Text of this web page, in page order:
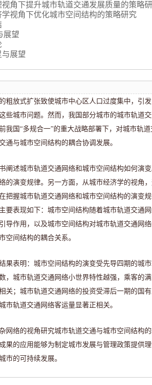
角下提升城市轨道交通发展质量的策略
视角下优化城市空间结构的策略研究
展望
展望
粗放式扩张致使城市中心区人口过度集中，引
些城市问题。然而，我国部分城市的城市轨道
我国“多规合一”的重大战略部署下，对城市轨
通与城市空间结构的耦合协调发展。
阐述城市轨道交通网络和城市空间结构如何演
的演变规律。另一方面，从城市经济学的视角
把握城市轨道交通网络和城市空间结构的演变
要表现如下：城市空间结构随着城市轨道交通
导作用，以及城市空间结构对城市轨道交通网
空间结构的耦合关系。
果表明：城市空间结构的演变受先导四期的城
，城市轨道交通网络小世界特性越强，乘客的
关；城市轨道交通网络的投资受滞后一期的国
市轨道交通网络客运量显著正相关。
网络的视角研究城市轨道交通与城市空间结构
果的应用能够为制定城市发展与管理政策提供
市的可持续发展。